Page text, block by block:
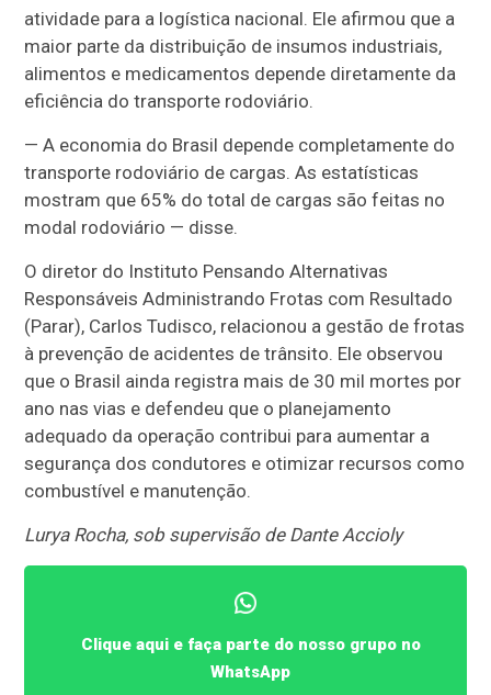
atividade para a logística nacional. Ele afirmou que a
maior parte da distribuição de insumos industriais,
alimentos e medicamentos depende diretamente da
eficiência do transporte rodoviário.
— A economia do Brasil depende completamente do
transporte rodoviário de cargas. As estatísticas
mostram que 65% do total de cargas são feitas no
modal rodoviário — disse.
O diretor do Instituto Pensando Alternativas
Responsáveis Administrando Frotas com Resultado
(Parar), Carlos Tudisco, relacionou a gestão de frotas
à prevenção de acidentes de trânsito. Ele observou
que o Brasil ainda registra mais de 30 mil mortes por
ano nas vias e defendeu que o planejamento
adequado da operação contribui para aumentar a
segurança dos condutores e otimizar recursos como
combustível e manutenção.
Lurya Rocha, sob supervisão de Dante Accioly
Clique aqui e faça parte do nosso grupo no
WhatsApp